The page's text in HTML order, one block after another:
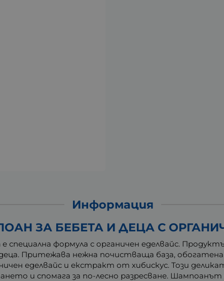
Информация
ЗА БЕБЕТА И ДЕЦА С
е специална формула с органичен еделвайс.
Притежава нежна почистваща база,
еделвайс и екстракт от хибискус. Този
и спомага за по-лесно разресване. Шампоанът